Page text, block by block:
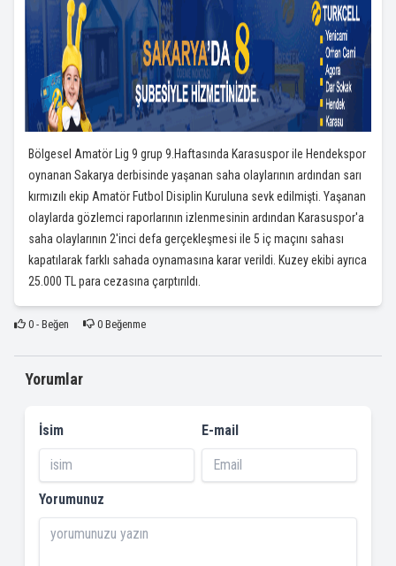
Bölgesel Amatör Lig 9 grup 9.Haftasında Karasuspor ile Hendekspor
oynanan Sakarya derbisinde yaşanan saha olaylarının ardından sarı
kırmızılı ekip Amatör Futbol Disiplin Kuruluna sevk edilmişti. Yaşanan
olaylarda gözlemci raporlarının izlenmesinin ardından Karasuspor'a
saha olaylarının 2'inci defa gerçekleşmesi ile 5 iç maçını sahası
kapatılarak farklı sahada oynamasına karar verildi. Kuzey ekibi ayrıca
25.000 TL para cezasına çarptırıldı.
0- Beğen 0Beğenme
Yorumlar
İsim E-mail
Yorumunuz